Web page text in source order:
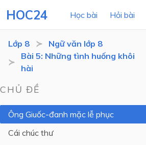
HOC24 Học bài Hỏi bài
Lớp 11
Lớp 8
Ngữ văn lớp 8
Bài 5: Những tình huống khôi
hài
CHỦ ĐỀ
Ông Giuốc-đanh mặc lễ phục
Cái chúc thư